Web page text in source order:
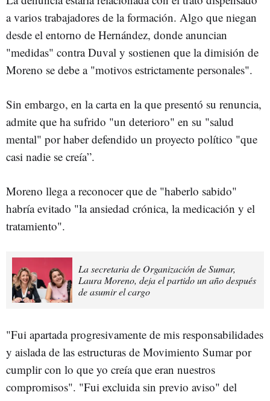
a varios trabajadores de la formación. Algo que niegan
desde el entorno de Hernández, donde anuncian
"medidas" contra Duval y sostienen que la dimisión de
Moreno se debe a "motivos estrictamente personales".
Sin embargo, en la carta en la que presentó su renuncia,
admite que ha sufrido "un deterioro" en su "salud
mental" por haber defendido un proyecto político "que
casi nadie se creía”.
Moreno llega a reconocer que de "haberlo sabido"
habría evitado "la ansiedad crónica, la medicación y el
tratamiento".
La secretaria de Organización de Sumar,
Laura Moreno, deja el partido un año después
de asumir el cargo
"Fui apartada progresivamente de mis responsabilidades
y aislada de las estructuras de Movimiento Sumar por
cumplir con lo que yo creía que eran nuestros
compromisos". "Fui excluida sin previo aviso" del